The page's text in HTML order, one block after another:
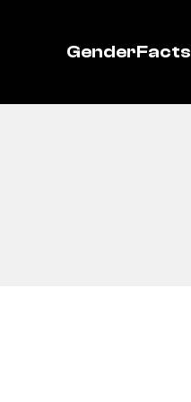
GenderFacts